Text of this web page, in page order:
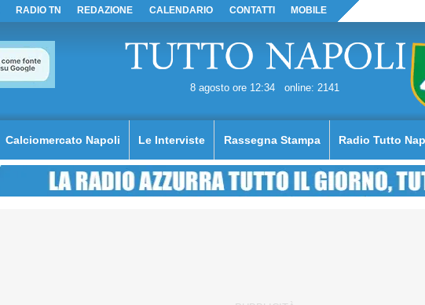
RADIO TN REDAZIONE CALENDARIO CONTATTI MOBILE
8 agosto ore 12:34 online: 2141
Calciomercato Napoli Le Interviste Rassegna Stampa Radio Tutto